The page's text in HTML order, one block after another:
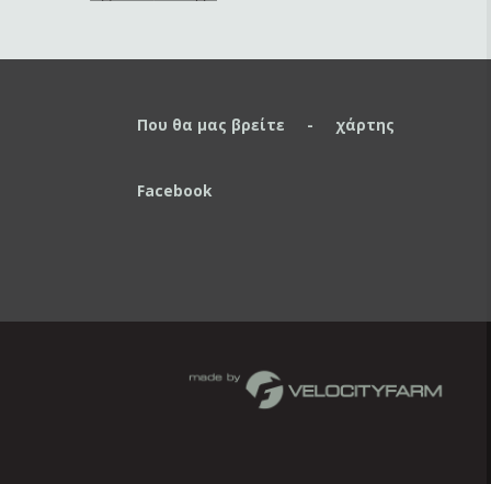
Που θα μας βρείτε - χάρτης
Facebook